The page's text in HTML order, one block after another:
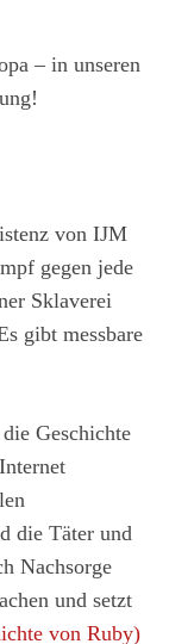
– in unseren
von IJM
gegen jede
Sklaverei
gibt messbare
Geschichte
die Täter und
Nachsorge
und setzt
von Ruby)